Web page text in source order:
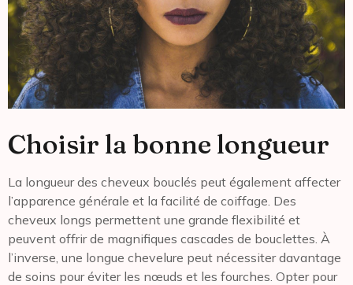
Choisir la bonne longueur
La longueur des cheveux bouclés peut également affecter
l’apparence générale et la facilité de coiffage. Des
cheveux longs permettent une grande flexibilité et
peuvent offrir de magnifiques cascades de bouclettes. À
l’inverse, une longue chevelure peut nécessiter davantage
de soins pour éviter les nœuds et les fourches. Opter pour